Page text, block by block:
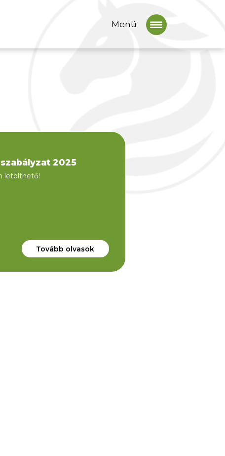
Menü
2025
letölthető!
Tovább olvasok